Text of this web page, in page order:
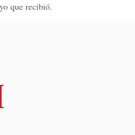
que recibió.